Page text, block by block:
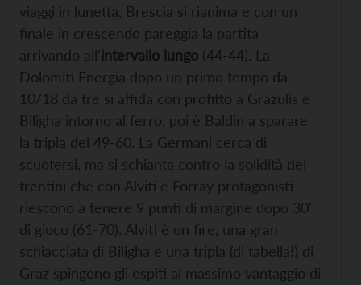
viaggi in lunetta, Brescia si rianima e con un
finale in crescendo pareggia la partita
arrivando all’intervallo lungo (44-44). La
Dolomiti Energia dopo un primo tempo da
10/18 da tre si affida con profitto a Grazulis e
Biligha intorno al ferro, poi è Baldin a sparare
la tripla del 49-60. La Germani cerca di
scuotersi, ma si schianta contro la solidità dei
trentini che con Alviti e Forray protagonisti
riescono a tenere 9 punti di margine dopo 30’
di gioco (61-70). Alviti è on fire, una gran
schiacciata di Biligha e una tripla (di tabella!) di
Graz spingono gli ospiti al massimo vantaggio di